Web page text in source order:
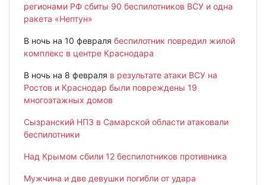
регионами РФ сбиты 90 беспилотников ВСУ и одна
ракета «Нептун»
В ночь на 10 февраля беспилотник повредил жилой
комплекс в центре Краснодара
В ночь на 8 февраля в результате атаки ВСУ на
Ростов и Краснодар были повреждены 19
многоэтажных домов
Сызранский НПЗ в Самарской области атаковали
беспилотники
Над Крымом сбили 12 беспилотников противника
Мужчина и две девушки погибли от удара